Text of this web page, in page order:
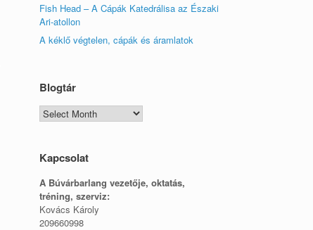
Fish Head – A Cápák Katedrálisa az Északi
Ari-atollon
A kéklő végtelen, cápák és áramlatok
Blogtár
Blogtár
Kapcsolat
A Búvárbarlang vezetője, oktatás,
tréning, szerviz:
Kovács Károly
209660998